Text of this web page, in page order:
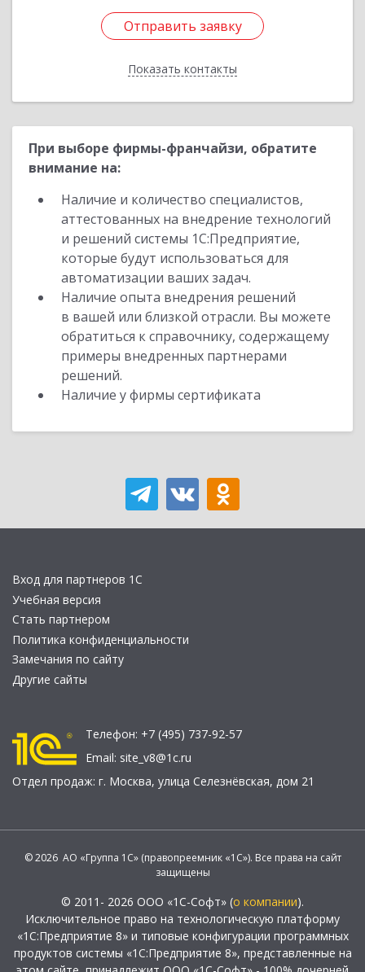
Отправить заявку
Показать контакты
Отправить заявку
Назад
При выборе фирмы-франчайзи, обратите
внимание на:
Наличие и количество специалистов,
аттестованных на внедрение технологий
и решений системы 1С:Предприятие,
которые будут использоваться для
автоматизации ваших задач.
Наличие опыта внедрения решений
в вашей или близкой отрасли. Вы можете
обратиться к справочнику, содержащему
примеры внедренных партнерами
решений.
Наличие у фирмы сертификата
Вход для партнеров 1С
Учебная версия
Стать партнером
Политика конфиденциальности
Замечания по сайту
Другие сайты
Телефон: +7 (495) 737-92-57
Email: site_v8@1c.ru
Отдел продаж: г. Москва, улица Селезнёвская, дом 21
© 2026 АО «Группа 1С» (правопреемник «1С»). Все права на сайт
защищены
© 2011- 2026 ООО «1С-Софт» (о компании).
Исключительное право на технологическую платформу
«1С:Предприятие 8» и типовые конфигурации программных
продуктов системы «1С:Предприятие 8», представленные на